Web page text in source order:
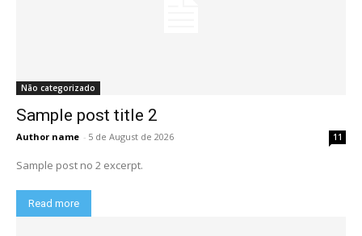
Não categorizado
Sample post title 2
Author name - 5 de August de 2026 11
Sample post no 2 excerpt.
Read more